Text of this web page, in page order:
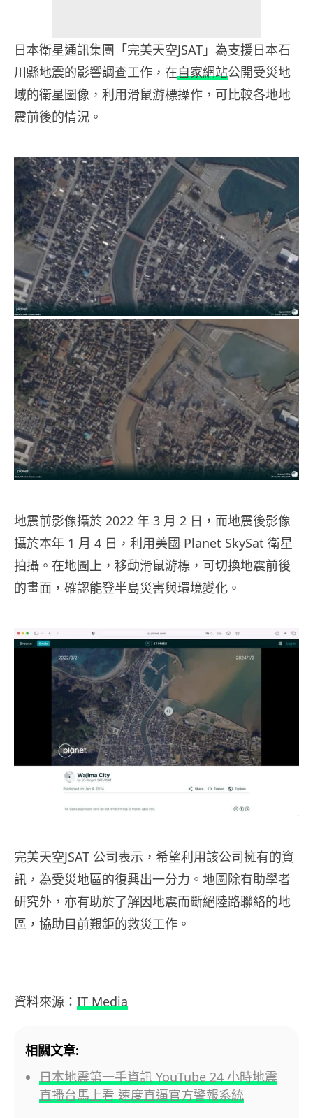
日本衛星通訊集團「完美天空JSAT」為支援日本石
川縣地震的影響調查工作，在自家網站公開受災地
域的衛星圖像，利用滑鼠游標操作，可比較各地地
震前後的情況。
地震前影像攝於 2022 年 3 月 2 日，而地震後影像
攝於本年 1 月 4 日，利用美國 Planet SkySat 衛星
拍攝。在地圖上，移動滑鼠游標，可切換地震前後
的畫面，確認能登半島災害與環境變化。
完美天空JSAT 公司表示，希望利用該公司擁有的資
訊，為受災地區的復興出一分力。地圖除有助學者
研究外，亦有助於了解因地震而斷絕陸路聯絡的地
區，協助目前艱鉅的救災工作。
資料來源： IT Media
相關文章:
日本地震第一手資訊 YouTube 24 小時地震
直播台馬上看 速度直逼官方警報系統